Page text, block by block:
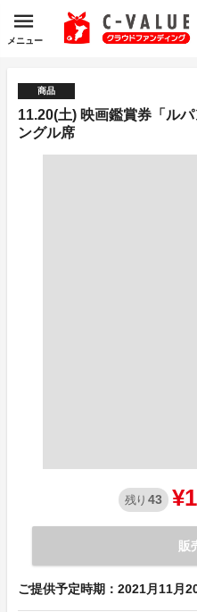
メニュー
商品
11.20(土) 映画鑑賞券「ル
ングル席
残り 43
販
ご提供予定時期：2021月11月